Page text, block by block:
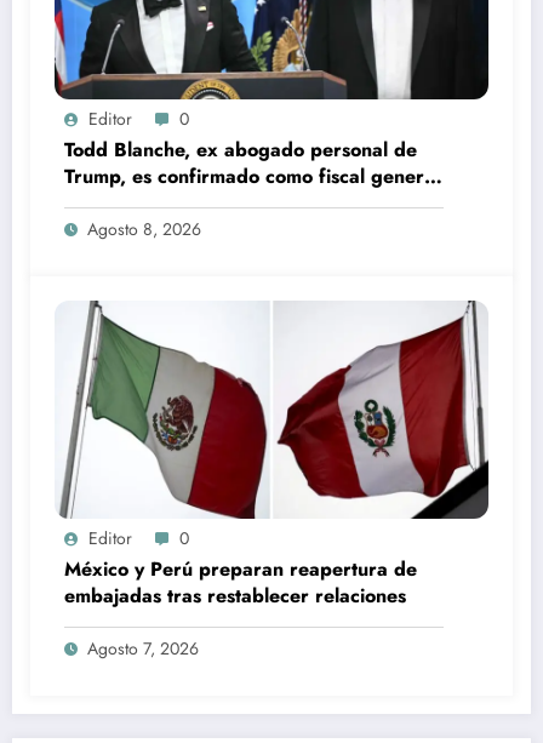
Editor 0
Todd Blanche, ex abogado personal de
Trump, es confirmado como fiscal general
de EU
Agosto 8, 2026
Editor 0
México y Perú preparan reapertura de
embajadas tras restablecer relaciones
Agosto 7, 2026